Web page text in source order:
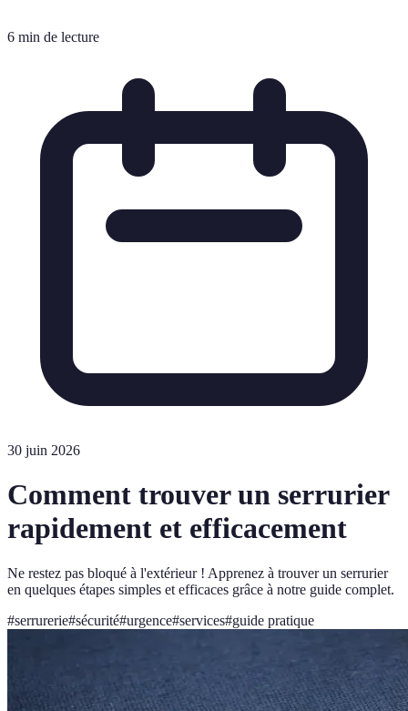
6 min de lecture
30 juin 2026
Comment trouver un serrurier
rapidement et efficacement
Ne restez pas bloqué à l'extérieur ! Apprenez à trouver un serrurier
en quelques étapes simples et efficaces grâce à notre guide complet.
#serrurerie#sécurité#urgence#services#guide pratique